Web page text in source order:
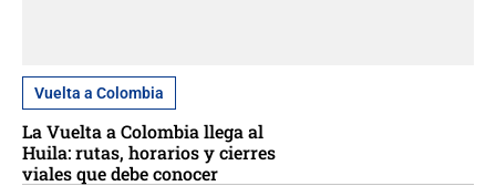
Vuelta a Colombia
La Vuelta a Colombia llega al
Huila: rutas, horarios y cierres
viales que debe conocer